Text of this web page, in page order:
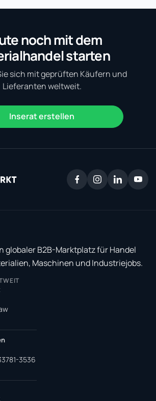
noch mit dem
starten
sich mit geprüften Käufern und
Lieferanten weltweit.
Inserat erstellen
globaler B2B-Marktplatz für Handel
Maschinen und Industriejobs.
3536